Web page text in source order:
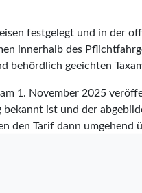
festgelegt und in der
innerhalb des
behördlich geeichten
am 1. November 2025
ist und der
den Tarif dann umgehend